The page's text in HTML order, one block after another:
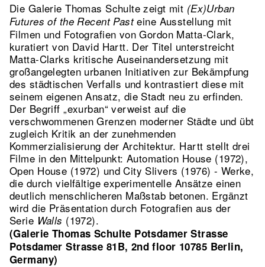
Die Galerie Thomas Schulte zeigt mit (Ex)Urban
Futures of the Recent Pasteine Ausstellung mit
Filmen und Fotografien von Gordon Matta-Clark,
kuratiert von David Hartt. Der Titel unterstreicht
Matta-Clarks kritische Auseinandersetzung mit
großangelegten urbanen Initiativen zur Bekämpfung
des städtischen Verfalls und kontrastiert diese mit
seinem eigenen Ansatz, die Stadt neu zu erfinden.
Der Begriff „exurban“ verweist auf die
verschwommenen Grenzen moderner Städte und übt
zugleich Kritik an der zunehmenden
Kommerzialisierung der Architektur. Hartt stellt drei
Filme in den Mittelpunkt: Automation House (1972),
Open House (1972) und City Slivers (1976) - Werke,
die durch vielfältige experimentelle Ansätze einen
deutlich menschlicheren Maßstab betonen. Ergänzt
wird die Präsentation durch Fotografien aus der
Serie Walls (1972).
(Galerie Thomas Schulte Potsdamer Strasse
Potsdamer Strasse 81B, 2nd floor 10785 Berlin,
Germany)